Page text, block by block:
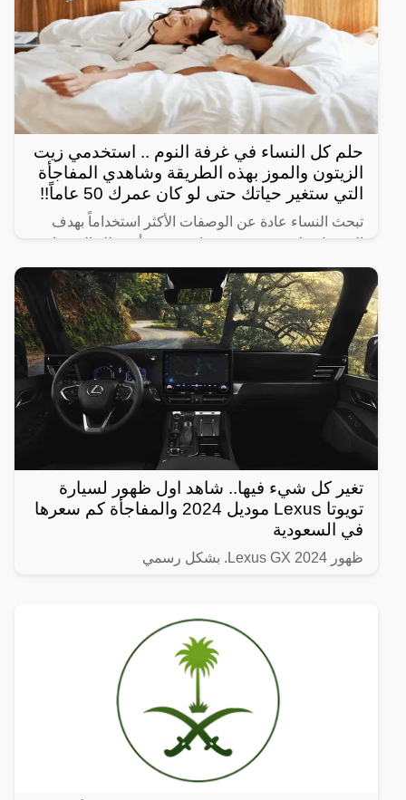
حلم كل النساء في غرفة النوم .. استخدمي زيت
الزيتون والموز بهذه الطريقة وشاهدي المفاجأة
التي ستغير حياتك حتى لو كان عمرك 50 عاماً!!
تبحث النساء عادة عن الوصفات الأكثر استخداماً بهدف
الحصول على شعر صحي وناعم، ومن أبرز تلك الوصفات
الخاصة بالبشرة والجسم للحصول على أفضل نتيجة خلال
فترة قصيرة،
تغير كل شيء فيها.. شاهد اول ظهور لسيارة
تويوتا Lexus موديل 2024 والمفاجأة كم سعرها
في السعودية
ظهور Lexus GX 2024. بشكل رسمي